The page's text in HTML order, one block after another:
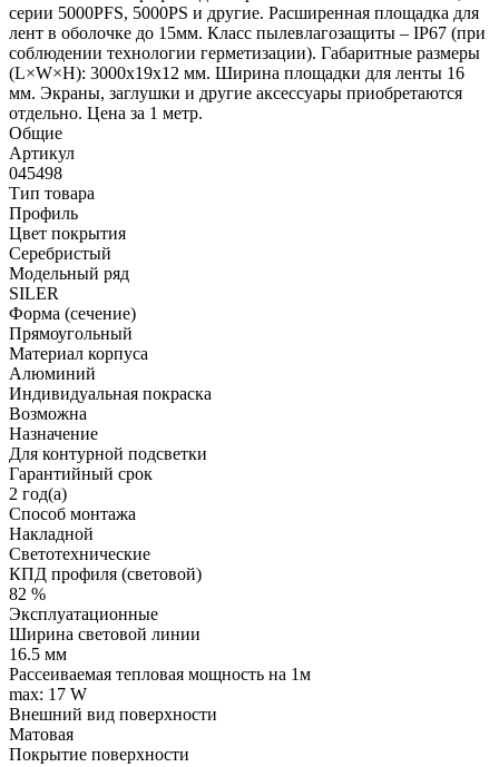
серии 5000PFS, 5000PS и другие. Расширенная площадка для
лент в оболочке до 15мм. Класс пылевлагозащиты – IP67 (при
соблюдении технологии герметизации). Габаритные размеры
(L×W×H): 3000x19x12 мм. Ширина площадки для ленты 16
мм. Экраны, заглушки и другие аксессуары приобретаются
отдельно. Цена за 1 метр.
Общие
Артикул
045498
Тип товара
Профиль
Цвет покрытия
Серебристый
Модельный ряд
SILER
Форма (сечение)
Прямоугольный
Материал корпуса
Алюминий
Индивидуальная покраска
Возможна
Назначение
Для контурной подсветки
Гарантийный срок
2 год(а)
Способ монтажа
Накладной
Светотехнические
КПД профиля (cветовой)
82 %
Эксплуатационные
Ширина световой линии
16.5 мм
Рассеиваемая тепловая мощность на 1м
max: 17 W
Внешний вид поверхности
Матовая
Покрытие поверхности